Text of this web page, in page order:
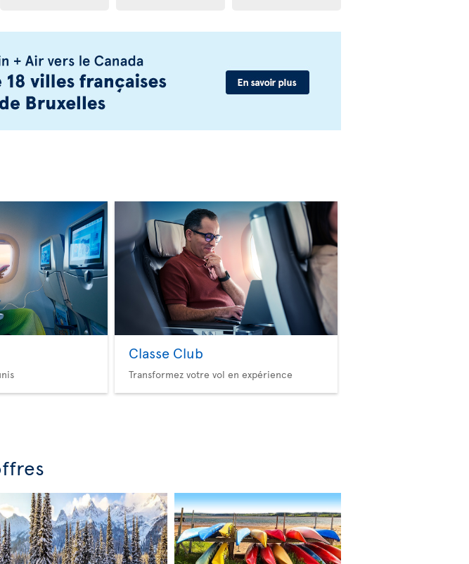
Classe Club
Transformez votre vol en expérience